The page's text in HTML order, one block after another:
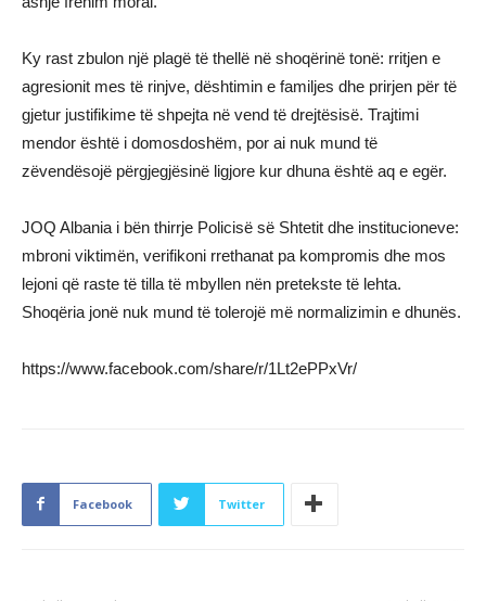
Ky rast zbulon një plagë të thellë në shoqërinë tonë: rritjen e
agresionit mes të rinjve, dështimin e familjes dhe prirjen për të
gjetur justifikime të shpejta në vend të drejtësisë. Trajtimi
mendor është i domosdoshëm, por ai nuk mund të
zëvendësojë përgjegjësinë ligjore kur dhuna është aq e egër.
JOQ Albania i bën thirrje Policisë së Shtetit dhe institucioneve:
mbroni viktimën, verifikoni rrethanat pa kompromis dhe mos
lejoni që raste të tilla të mbyllen nën pretekste të lehta.
Shoqëria jonë nuk mund të tolerojë më normalizimin e dhunës.
https://www.facebook.com/share/r/1Lt2ePPxVr/
Facebook Twitter